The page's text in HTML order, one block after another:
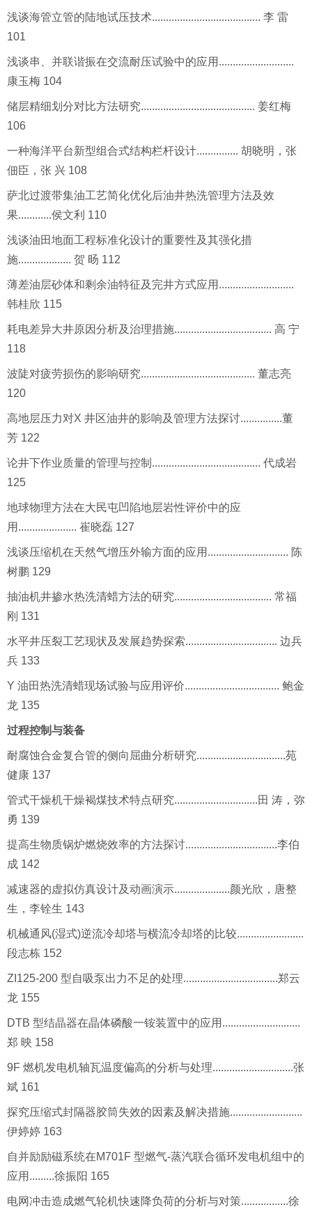
浅谈海管立管的陆地试压技术....................................... 李 雷
101
浅谈串、并联谐振在交流耐压试验中的应用...........................
康玉梅 104
储层精细划分对比方法研究......................................... 姜红梅
106
一种海洋平台新型组合式结构栏杆设计............... 胡晓明，张
佃臣，张 兴 108
萨北过渡带集油工艺简化优化后油井热洗管理方法及效
果............侯文利 110
浅谈油田地面工程标准化设计的重要性及其强化措
施................... 贺 旸 112
薄差油层砂体和剩余油特征及完井方式应用...........................
韩桂欣 115
耗电差异大井原因分析及治理措施................................... 高 宁
118
波陡对疲劳损伤的影响研究......................................... 董志亮
120
高地层压力对X 井区油井的影响及管理方法探讨...............董
芳 122
论井下作业质量的管理与控制....................................... 代成岩
125
地球物理方法在大民屯凹陷地层岩性评价中的应
用..................... 崔晓磊 127
浅谈压缩机在天然气增压外输方面的应用............................. 陈
树鹏 129
抽油机井掺水热洗清蜡方法的研究................................... 常福
刚 131
水平井压裂工艺现状及发展趋势探索................................. 边兵
兵 133
Y 油田热洗清蜡现场试验与应用评价.................................. 鲍金
龙 135
过程控制与装备
耐腐蚀合金复合管的侧向屈曲分析研究................................苑
健康 137
管式干燥机干燥褐煤技术特点研究..............................田 涛，弥
勇 139
提高生物质锅炉燃烧效率的方法探讨.................................李伯
成 142
减速器的虚拟仿真设计及动画演示....................颜光欣，唐整
生，李铨生 143
机械通风(湿式)逆流冷却塔与横流冷却塔的比较........................
段志栋 152
ZI125-200 型自吸泵出力不足的处理..................................郑云
龙 155
DTB 型结晶器在晶体磷酸一铵装置中的应用............................
郑 映 158
9F 燃机发电机轴瓦温度偏高的分析与处理.............................张
斌 161
探究压缩式封隔器胶筒失效的因素及解决措施..........................
伊婷婷 163
自并励励磁系统在M701F 型燃气-蒸汽联合循环发电机组中的
应用.........徐振阳 165
电网冲击造成燃气轮机快速降负荷的分析与对策.................徐